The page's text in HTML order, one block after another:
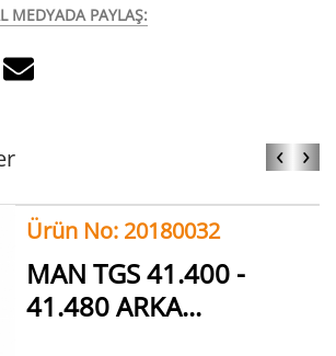
MEDYADA PAYLAŞ:
‹ ›
Ürün No: 20180032
MAN TGS 41.400 -
41.480 ARKA...